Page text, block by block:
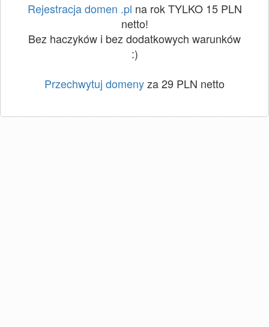
Rejestracja domen .pl na rok TYLKO 15 PLN
netto!
Bez haczyków i bez dodatkowych warunków
:)
Przechwytuj domenyza 29 PLN netto